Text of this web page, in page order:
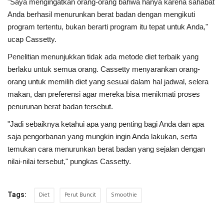
Anda berhasil menurunkan berat badan dengan mengikuti
program tertentu, bukan berarti program itu tepat untuk Anda,"
ucap Cassetty.
Penelitian menunjukkan tidak ada metode diet terbaik yang
berlaku untuk semua orang. Cassetty menyarankan orang-
orang untuk memilih diet yang sesuai dalam hal jadwal, selera
makan, dan preferensi agar mereka bisa menikmati proses
penurunan berat badan tersebut.
"Jadi sebaiknya ketahui apa yang penting bagi Anda dan apa
saja pengorbanan yang mungkin ingin Anda lakukan, serta
temukan cara menurunkan berat badan yang sejalan dengan
nilai-nilai tersebut," pungkas Cassetty.
Tags: Diet Perut Buncit Smoothie